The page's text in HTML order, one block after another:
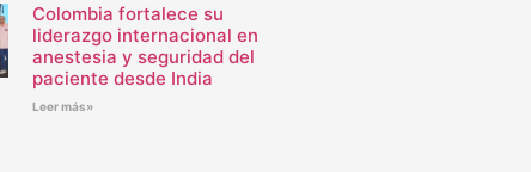
Colombia fortalece su
liderazgo internacional en
anestesia y seguridad del
paciente desde India
Leer más»